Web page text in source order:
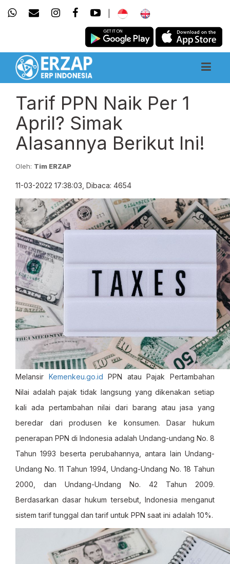
Tarif PPN Naik Per 1
April? Simak
Alasannya Berikut Ini!
Oleh: Tim ERZAP
11-03-2022 17:38:03, Dibaca: 4654
Melansir Kemenkeu.go.id PPN atau Pajak Pertambahan
Nilai adalah pajak tidak langsung yang dikenakan setiap
kali ada pertambahan nilai dari barang atau jasa yang
beredar dari produsen ke konsumen. Dasar hukum
penerapan PPN di Indonesia adalah Undang-undang No. 8
Tahun 1993 beserta perubahannya, antara lain Undang-
Undang No. 11 Tahun 1994, Undang-Undang No. 18 Tahun
2000, dan Undang-Undang No. 42 Tahun 2009.
Berdasarkan dasar hukum tersebut, Indonesia menganut
sistem tarif tunggal dan tarif untuk PPN saat ini adalah 10%.